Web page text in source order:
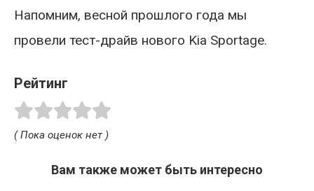
Напомним, весной прошлого года мы
провели тест-драйв нового Kia Sportage.
Рейтинг
( Пока оценок нет )
Вам также может быть интересно